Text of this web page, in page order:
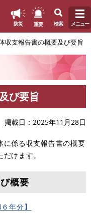
防災 重要 検索 メニュー
収支報告書の概要及び要旨
び要旨
掲載日 2025年11月28日
係る収支報告書の概要
けます。
概要
年分】